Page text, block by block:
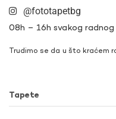
@fototapetbg
08h – 16h svakog
Trudimo se da u što kraćem
Tapete